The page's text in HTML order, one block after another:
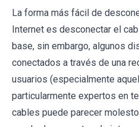
La forma más fácil de
Internet es desconectar el
base, sin embargo, algunos
conectados a través de una
usuarios (especialmente
particularmente expertos en
cables puede parecer